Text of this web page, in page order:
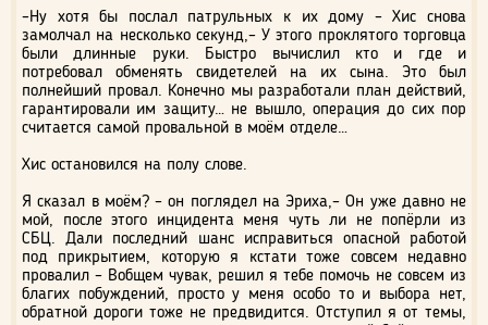
–Ну хотя бы послал патрульных к их дому – Хис снова
замолчал на несколько секунд,– У этого проклятого торговца
были длинные руки. Быстро вычислил кто и где и
потребовал обменять свидетелей на их сына. Это был
полнейший провал. Конечно мы разработали план действий,
гарантировали им защиту… не вышло, операция до сих пор
считается самой провальной в моём отделе…
Хис остановился на полу слове.
Я сказал в моём? – он поглядел на Эриха,– Он уже давно не
мой, после этого инцидента меня чуть ли не попёрли из
СБЦ. Дали последний шанс исправиться опасной работой
под прикрытием, которую я кстати тоже совсем недавно
провалил – Вобщем чувак, решил я тебе помочь не совсем из
благих побуждений, просто у меня особо то и выбора нет,
обратной дороги тоже не предвидится. Отступил я от темы,